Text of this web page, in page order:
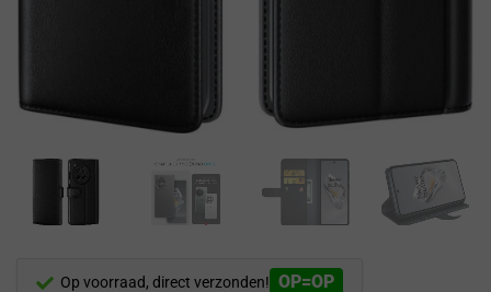
Op voorraad, direct verzonden! OP=OP